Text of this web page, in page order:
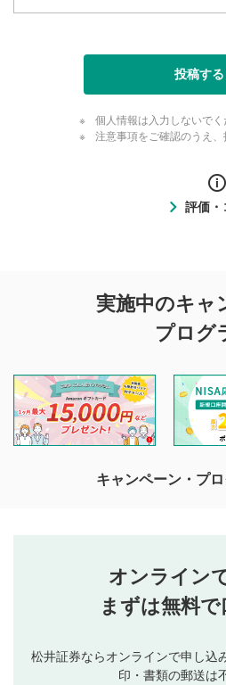
投稿する
個人情報は入力しないでく
注意事項をご確認のうえ、
投稿するボタン
星で評価をすると投稿できます
3
動画の評価
評価・
投稿に関す
を目的として、各動画コンテンツ
投稿ができます。利用者は以下の
閲覧および投稿を行うものとして
他の利用者が動画を視聴される際
待ちしております。
なお、投稿をもって、本注意事項
行ってください。
当社は、利用者同士、もしく
ブルによって生じた損害に対し
評価およびコメントは当社に
ます。掲載されるまでに日数が
実施中のキャ
プログ
キャンペーン・プ
オンライン
まずは無料
松井証券ならオンラインで申し込
印・書類の郵送は